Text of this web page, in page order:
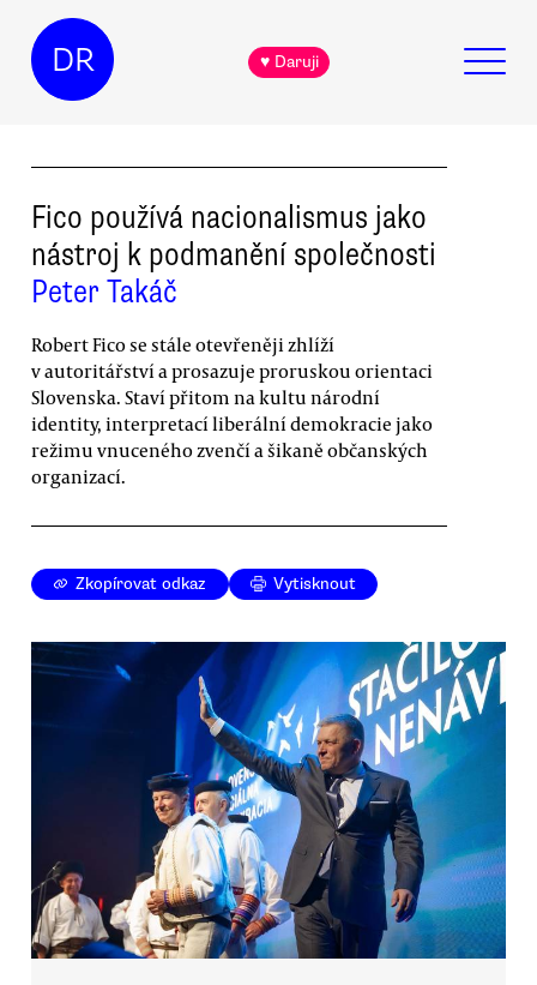
DR ♥ Daruji
Fico používá nacionalismus jako
nástroj k podmanění společnosti
Peter Takáč
Robert Fico se stále otevřeněji zhlíží
v autoritářství a prosazuje proruskou orientaci
Slovenska. Staví přitom na kultu národní
identity, interpretací liberální demokracie jako
režimu vnuceného zvenčí a šikaně občanských
organizací.
Zkopírovat odkaz Vytisknout